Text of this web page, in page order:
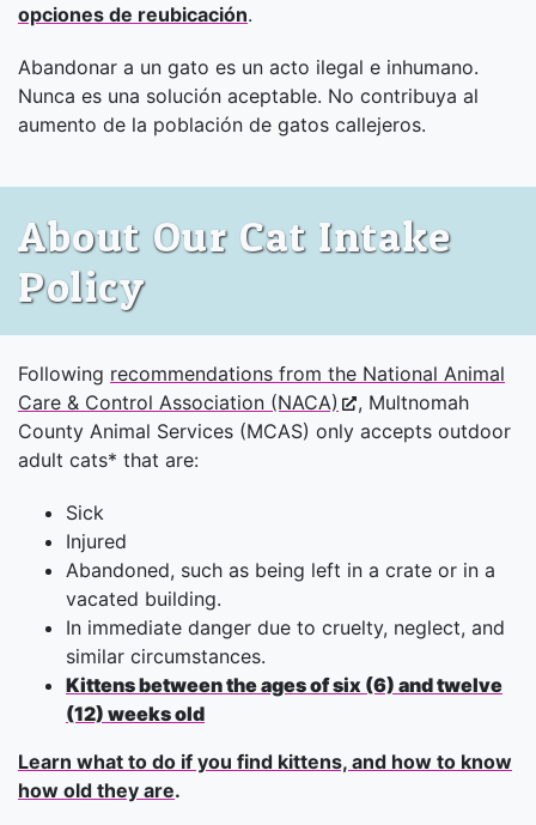
opciones de reubicación.
Abandonar a un gato es un acto ilegal e inhumano.
Nunca es una solución aceptable. No contribuya al
aumento de la población de gatos callejeros.
About Our Cat Intake
Policy
Following recommendations from the National Animal
Care & Control Association (NACA)
, Multnomah
County Animal Services (MCAS) only accepts outdoor
adult cats* that are:
Sick
Injured
Abandoned, such as being left in a crate or in a
vacated building.
In immediate danger due to cruelty, neglect, and
similar circumstances.
Kittens between the ages of six (6) and twelve
(12) weeks old
Learn what to do if you find kittens, and how to know
how old they are.